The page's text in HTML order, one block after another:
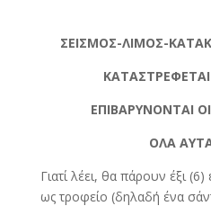
ΣΕΙΣΜΟΣ-ΛΙΜΟΣ-
ΚΑΤΑΣΤΡΕΦΕΤΑΙ
ΕΠΙΒΑΡΥΝΟΝΤΑΙ
ΟΛΑ ΑΥΤΑ
Γιατί λέει, θα πάρουν έξι
ως τροφείο (δηλαδή ένα